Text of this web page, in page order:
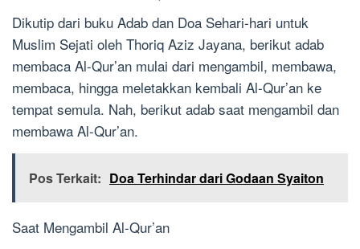
Dikutip dari buku Adab dan Doa Sehari-hari untuk
Muslim Sejati oleh Thoriq Aziz Jayana, berikut adab
membaca Al-Qur’an mulai dari mengambil, membawa,
membaca, hingga meletakkan kembali Al-Qur’an ke
tempat semula. Nah, berikut adab saat mengambil dan
membawa Al-Qur’an.
Pos Terkait: Doa Terhindar dari Godaan Syaiton
Saat Mengambil Al-Qur’an